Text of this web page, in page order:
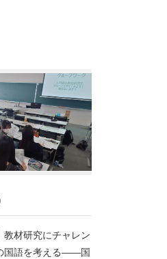
教材研究にチャレン
国語を考える――国